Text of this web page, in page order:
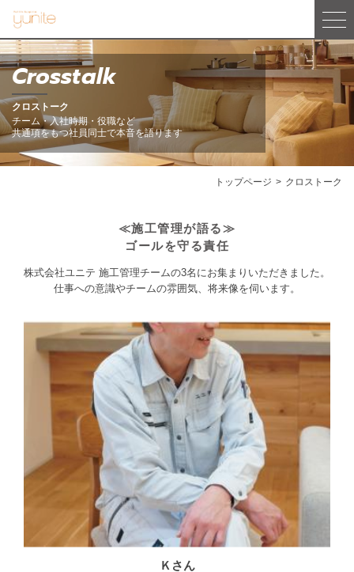
Crosstalk
クロストーク
チーム・入社時期・役職など
共通項をもつ社員同士で本音を語ります
トップページ クロストーク
≪施工管理が語る≫
ゴールを守る責任
株式会社ユニテ 施工管理チームの3名にお集まりいただきました。
仕事への意識やチームの雰囲気、将来像を伺います。
Ｋさん